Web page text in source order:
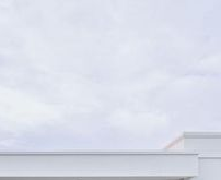
семейный
что это место